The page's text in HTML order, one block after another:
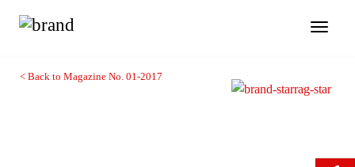
< Back to Magazine No. 01-2017